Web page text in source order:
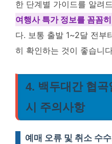
한 단계별 가이드를 알려
여행사 특가 정보를 꼼꼼
다. 보통 출발 1~2달 전부
히 확인하는 것이 좋습니
4. 백두대간 협곡
시 주의사항
예매 오류 및 취소 수